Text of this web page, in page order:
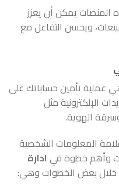
يمكن أن يعزز
ويحسن التفاعل مع
عملية تأمين حساباتك على
الإلكترونية مثل
الهوية.
المعلومات الشخصية
وأهم خطوة في ادارة
خلال بعض الخطوات وهي: